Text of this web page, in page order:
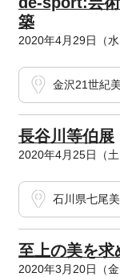
築
2020年4月29日（
金沢21世紀
長谷川等伯展
2020年4月25日（
石川県七尾
至上の美を
2020年3月20日（